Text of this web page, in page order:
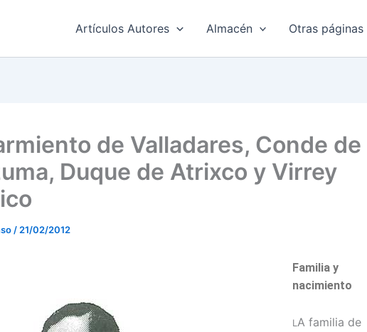
Artículos Autores Almacén Otras páginas
de Valladares, Conde de
Duque de Atrixco y Virrey
/ 21/02/2012
Familia y
nacimiento
L A familia de